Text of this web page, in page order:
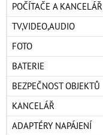
POČÍTAČE A KANCELÁŘ
TV,VIDEO,AUDIO
FOTO
BATERIE
BEZPEČNOST OBJEKTŮ
KANCELÁŘ
ADAPTÉRY NAPÁJENÍ